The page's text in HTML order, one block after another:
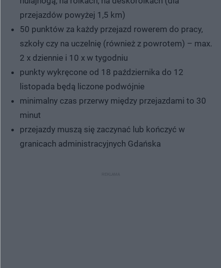
przejazdów powyżej 1,5 km)
50 punktów za każdy przejazd rowerem do pracy,
szkoły czy na uczelnię (również z powrotem) – max.
2 x dziennie i 10 x w tygodniu
punkty wykręcone od 18 października do 12
listopada będą liczone podwójnie
minimalny czas przerwy między przejazdami to 30
minut
przejazdy muszą się zaczynać lub kończyć w
granicach administracyjnych Gdańska